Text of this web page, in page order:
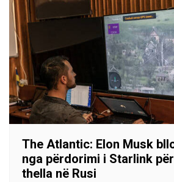
The Atlantic: Elon Musk
nga përdorimi i Starlink
thella në Rusi